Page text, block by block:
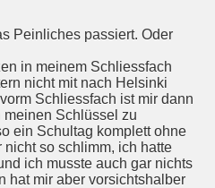
Peinliches passiert. Oder
in meinem Schliessfach
nicht mit nach Helsinki
Schliessfach ist mir dann
Schlüssel zu
ein Schultag komplett ohne
so schlimm, ich hatte
ich musste auch gar nichts
hat mir aber vorsichtshalber